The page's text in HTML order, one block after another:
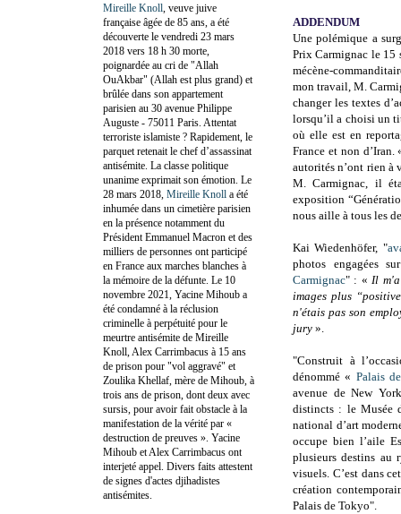
ADDENDUM
Une polémique a
Prix Carmignac le 15
mécène-
mon travail, M.
changer les textes
lorsqu’il a choisi un
où elle est en
France et non d’Iran.
autorités n’ont rien à
M. Carmignac, il
exposition
nous aille à tous les
Kai Wiedenhöfer, "
photos engagées
Carmignac" : «Il
images plus
n'étais pas son
jury ».
"Construit à
dénommé « Palais
avenue de New
distincts : le Musée
national d’art
occupe bien l’aile
plusieurs destins au
visuels. C’est dans
création
Palais de Tokyo".
Mireille Knoll , veuve juive
française âgée de 85 ans, a été
découverte le vendredi 23 mars
2018 vers 18 h 30 morte,
poignardée au cri de "Allah
OuAkbar" (Allah est plus grand) et
brûlée dans son appartement
parisien au 30 avenue Philippe
Auguste - 75011 Paris. Attentat
terroriste islamiste ? Rapidement, le
parquet retenait le chef d’assassinat
antisémite. La classe politique
unanime exprimait son émotion. Le
28 mars 2018, Mireille Knoll a été
inhumée dans un cimetière parisien
en la présence notamment du
Président Emmanuel Macron et des
milliers de personnes ont participé
en France aux marches blanches à
la mémoire de la défunte. Le 10
novembre 2021, Yacine Mihoub a
été condamné à la réclusion
criminelle à perpétuité pour le
meurtre antisémite de Mireille
Knoll, Alex Carrimbacus à 15 ans
de prison pour "vol aggravé" et
Zoulika Khellaf, mère de Mihoub, à
trois ans de prison, dont deux avec
sursis, pour avoir fait obstacle à la
manifestation de la vérité par «
destruction de preuves ». Yacine
Mihoub et Alex Carrimbacus ont
interjeté appel. Divers faits attestent
de signes d'actes djihadistes
antisémites.